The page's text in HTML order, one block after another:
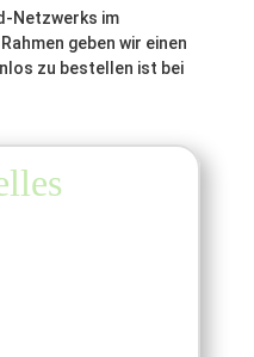
Netzwerks im
geben wir einen
zu bestellen ist bei